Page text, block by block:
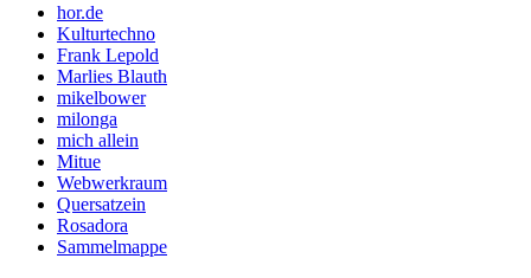
hor.de
Kulturtechno
Frank Lepold
Marlies Blauth
mikelbower
milonga
mich allein
Mitue
Webwerkraum
Quersatzein
Rosadora
Sammelmappe